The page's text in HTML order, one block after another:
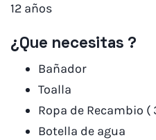
12 años
¿Que necesitas ?
Bañador
Toalla
Ropa de Recambio
Botella de agua